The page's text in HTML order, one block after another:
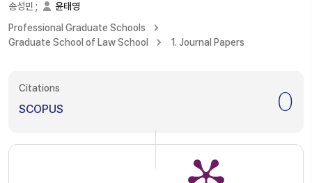
송성민 ;
윤태영
Professional Graduate Schools
Graduate School of Law School
1. Journal Papers
Citations
SCOPUS 0